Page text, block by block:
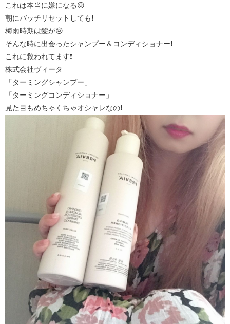
これは本当に嫌になる😖
朝にバッチリセットしても❗
梅雨時期は髪が😢
そんな時に出会ったシャンプー＆コンディショナー❗
これに救われてます❗
株式会社ヴィータ
「ターミングシャンプー」
「ターミングコンディショナー」
見た目もめちゃくちゃオシャレなの❗